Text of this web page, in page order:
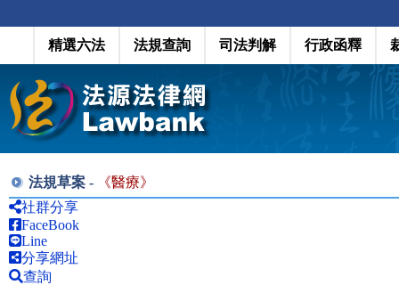
精選六法 法規查詢 司法判解 行政函釋
法規草案 - 《醫療》
社群分享
FaceBook
Line
分享網址
查詢